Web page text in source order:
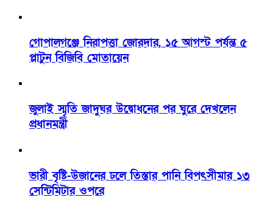
গোপালগঞ্জে নিরাপত্তা জোরদার, ১৫ আগস্ট পর্যন্ত ৫
প্লাটুন বিজিবি মোতায়েন
জুলাই স্মৃতি জাদুঘর উদ্বোধনের পর ঘুরে দেখলেন
প্রধানমন্ত্রী
ভারী বৃষ্টি-উজানের ঢলে তিস্তার পানি বিপৎসীমার ১৩
সেন্টিমিটার ওপরে